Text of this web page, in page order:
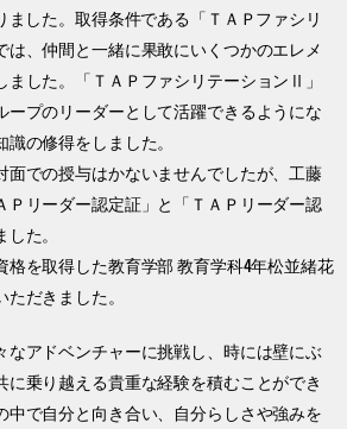
ました。取得条件である「ＴＡＰファシリ
、仲間と一緒に果敢にいくつかのエレメ
ました。「ＴＡＰファシリテーションⅡ」
ープのリーダーとして活躍できるようにな
の修得をしました。
面での授与はかないませんでしたが、工藤
Ｐリーダー認定証」と「ＴＡＰリーダー認
た。
格を取得した教育学部 教育学科4年松並緒花
だきました。
なアドベンチャーに挑戦し、時には壁にぶ
乗り越える貴重な経験を積むことができ
中で自分と向き合い、自分らしさや強みを